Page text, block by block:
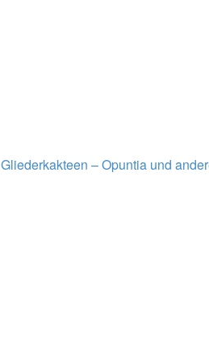
Gliederkakteen – Opuntia und